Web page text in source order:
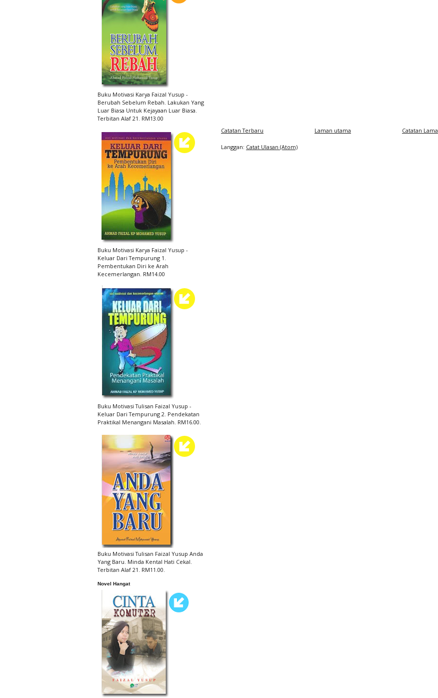
Buku Motivasi Karya Faizal Yusup -
Berubah Sebelum Rebah. Lakukan Yang
Luar Biasa Untuk Kejayaan Luar Biasa.
Terbitan Alaf 21. RM13.00
Buku Motivasi Karya Faizal Yusup -
Keluar Dari Tempurung 1.
Pembentukan Diri ke Arah
Kecemerlangan. RM14.00
Buku Motivasi Tulisan Faizal Yusup -
Keluar Dari Tempurung 2. Pendekatan
Praktikal Menangani Masalah. RM16.00.
Buku Motivasi Tulisan Faizal Yusup Anda
Yang Baru. Minda Kental Hati Cekal.
Terbitan Alaf 21. RM11.00.
Novel Hangat
Catatan Terbaru Catatan Lama
Laman utama
Langgan: Catat Ulasan (Atom)